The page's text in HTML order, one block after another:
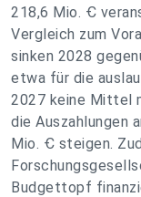
218,6 Mio. Ꞓ
Vergleich zum
sinken 2028
etwa für die
2027 keine Mittel
die Auszahlungen
Mio. Ꞓ steigen.
Budgettopf